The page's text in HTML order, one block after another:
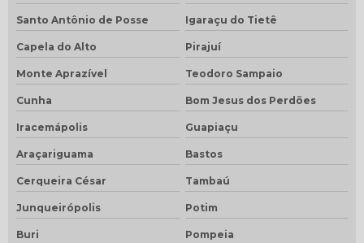
Santo Antônio de Posse Igaraçu do Tietê
Capela do Alto Pirajuí
Monte Aprazível Teodoro Sampaio
Cunha Bom Jesus dos Perdões
Iracemápolis Guapiaçu
Araçariguama Bastos
Cerqueira César Tambaú
Junqueirópolis Potim
Buri Pompeia